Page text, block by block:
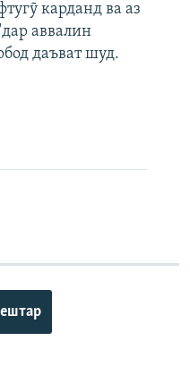
карданд ва аз
аввалин
даъват шуд.